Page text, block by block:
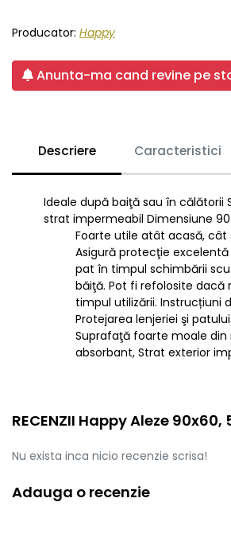
Producator: Happy
Anunta-ma cand revine pe
Descriere Caracteristici
Ideale după baiţă sau în călătorii
strat impermeabil Dimensiune
Foarte utile atât acasă, cât
Asigură protecţie
pat în timpul schimbării
băiţă. Pot fi refolosite dacă
timpul utilizării. Instrucțiuni
Protejarea lenjeriei şi
Suprafaţă foarte moale din
absorbant, Strat exterior
RECENZII Happy Aleze 90x60,
Nu exista inca nicio recenzie scrisa!
Adauga o recenzie